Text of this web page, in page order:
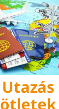
Utazás
ötletek